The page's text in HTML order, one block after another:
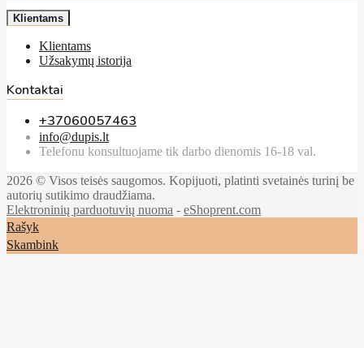
Klientams
Klientams
Užsakymų istorija
Kontaktai
+37060057463
info@dupis.lt
Telefonu konsultuojame tik darbo dienomis 16-18 val.
2026 © Visos teisės saugomos. Kopijuoti, platinti svetainės turinį be
autorių sutikimo draudžiama.
Elektroninių parduotuvių nuoma - eShoprent.com
Rašyk
Skambink